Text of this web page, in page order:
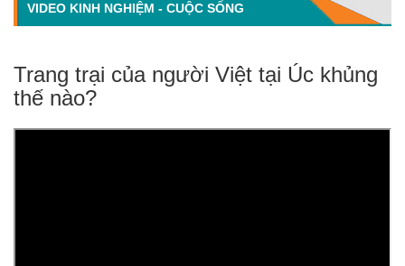
VIDEO KINH NGHIỆM - CUỘC SỐNG
Trang trại của người Việt tại Úc khủng
thế nào?